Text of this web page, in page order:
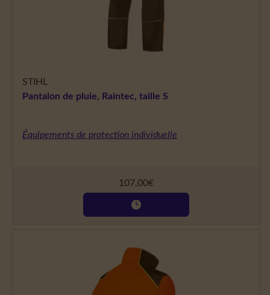
STIHL
Pantalon de pluie, Raintec, taille S
Équipements de protection individuelle
107,00€